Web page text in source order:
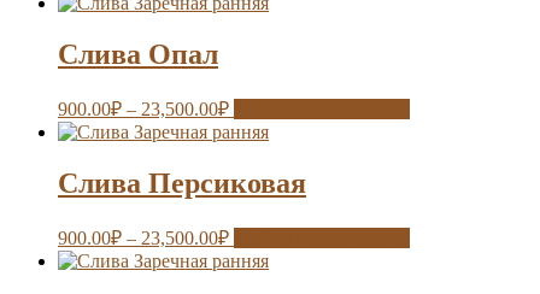
Слива Опал
900.00₽ – 23,500.00₽
Слива Персиковая
900.00₽ – 23,500.00₽